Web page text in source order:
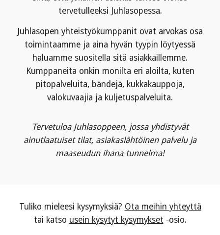
tervetulleeksi Juhlasopessa.
Juhlasopen yhteistyökumppanit ovat arvokas osa
toimintaamme ja aina hyvän tyypin löytyessä
haluamme suositella sitä asiakkaillemme.
Kumppaneita onkin monilta eri aloilta, kuten
pitopalveluita, bändejä, kukkakauppoja,
valokuvaajia ja kuljetuspalveluita.
Tervetuloa Juhlasoppeen, jossa yhdistyvät
ainutlaatuiset tilat, asiakaslähtöinen palvelu ja
maaseudun ihana tunnelma!
Tuliko mieleesi kysymyksiä? Ota meihin yhteyttä
tai katso usein kysytyt kysymykset -osio.